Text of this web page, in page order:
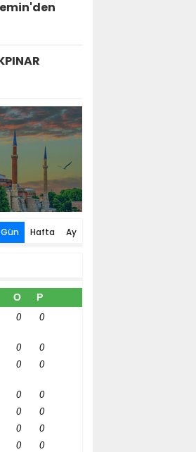
Gün Hafta Ay
O P
0 0
0
0
0 0
0
0
0
0
0
0
0
0